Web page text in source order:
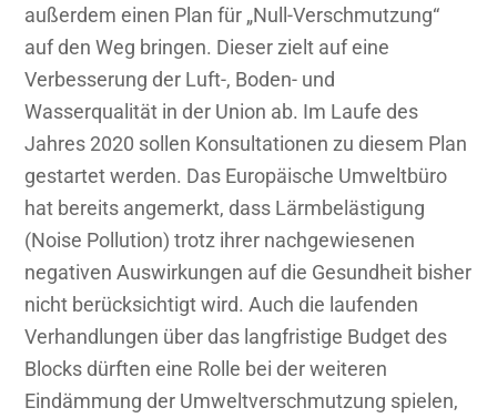
außerdem einen Plan für „Null-Verschmutzung“
auf den Weg bringen. Dieser zielt auf eine
Verbesserung der Luft-, Boden- und
Wasserqualität in der Union ab. Im Laufe des
Jahres 2020 sollen Konsultationen zu diesem Plan
gestartet werden. Das Europäische Umweltbüro
hat bereits angemerkt, dass Lärmbelästigung
(Noise Pollution) trotz ihrer nachgewiesenen
negativen Auswirkungen auf die Gesundheit bisher
nicht berücksichtigt wird. Auch die laufenden
Verhandlungen über das langfristige Budget des
Blocks dürften eine Rolle bei der weiteren
Eindämmung der Umweltverschmutzung spielen,